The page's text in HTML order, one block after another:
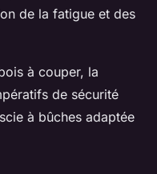
de la fatigue et des
à couper, la
de sécurité
à bûches adaptée